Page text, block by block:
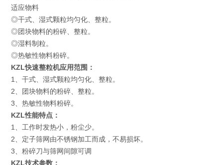
适应物料
◎干式、湿式颗粒均匀化、整粒。
◎团块物料的粉碎、整粒。
◎湿料制粒。
◎热敏性物料粉碎。
KZL快速整粒机应用范围：
1、干式、湿式颗粒均匀化、整粒。
2、团块物料的粉碎、整粒。
3、热敏性物料粉碎。
KZL性能特点：
1、工作时发热小，粉尘少。
2、定子筛网由不锈钢加工而成，不易损坏。
3、粉碎刀与筛网间隙可调
KZL技术参数：